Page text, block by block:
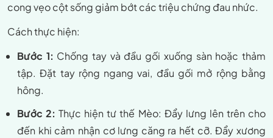
cong vẹo cột sống giảm bớt các triệu chứng đau nhức.
Cách thực hiện:
Bước 1: Chống tay và đầu gối xuống sàn hoặc thảm
tập. Đặt tay rộng ngang vai, đầu gối mở rộng bằng
hông.
Bước 2:Thực hiện tư thế Mèo: Đẩy lưng lên trên cho
đến khi cảm nhận cơ lưng căng ra hết cỡ. Đẩy xương